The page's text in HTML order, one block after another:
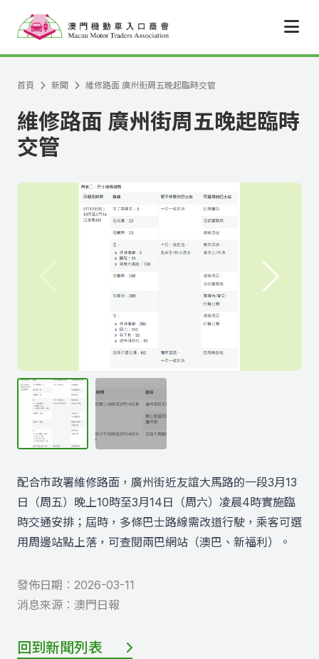
首頁 新聞 維修路面 廣州街周五晚起臨時交管
維修路面 廣州街周五晚起臨時
交管
配合市政署維修路面，廣州街近友誼大馬路的一段3月13
日（周五）晚上10時至3月14日（周六）凌晨4時實施臨
時交通安排；屆時，多條巴士路線需改道行駛，乘客可選
用周邊站點上落，可查閱兩巴網站（澳巴 、 新福利 ）。
發佈日期︰ 2026-03-11
消息來源︰ 澳門日報
回到新聞列表